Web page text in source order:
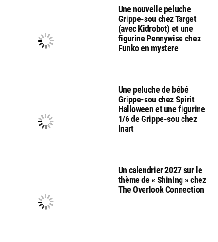
Une nouvelle peluche
Grippe-sou chez Target
(avec Kidrobot) et une
figurine Pennywise chez
Funko en mystere
Une peluche de bébé
Grippe-sou chez Spirit
Halloween et une figurine
1/6 de Grippe-sou chez
Inart
Un calendrier 2027 sur le
thème de « Shining » chez
The Overlook Connection